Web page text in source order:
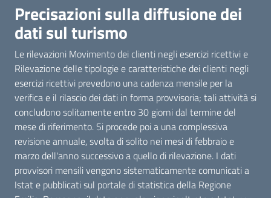
Precisazioni sulla diffusione dei
dati sul turismo
Le rilevazioni Movimento dei clienti negli esercizi ricettivi e
Rilevazione delle tipologie e caratteristiche dei clienti negli
esercizi ricettivi prevedono una cadenza mensile per la
verifica e il rilascio dei dati in forma provvisoria; tali attività si
concludono solitamente entro 30 giorni dal termine del
mese di riferimento. Si procede poi a una complessiva
revisione annuale, svolta di solito nei mesi di febbraio e
marzo dell'anno successivo a quello di rilevazione. I dati
provvisori mensili vengono sistematicamente comunicati a
Istat e pubblicati sul portale di statistica della Regione